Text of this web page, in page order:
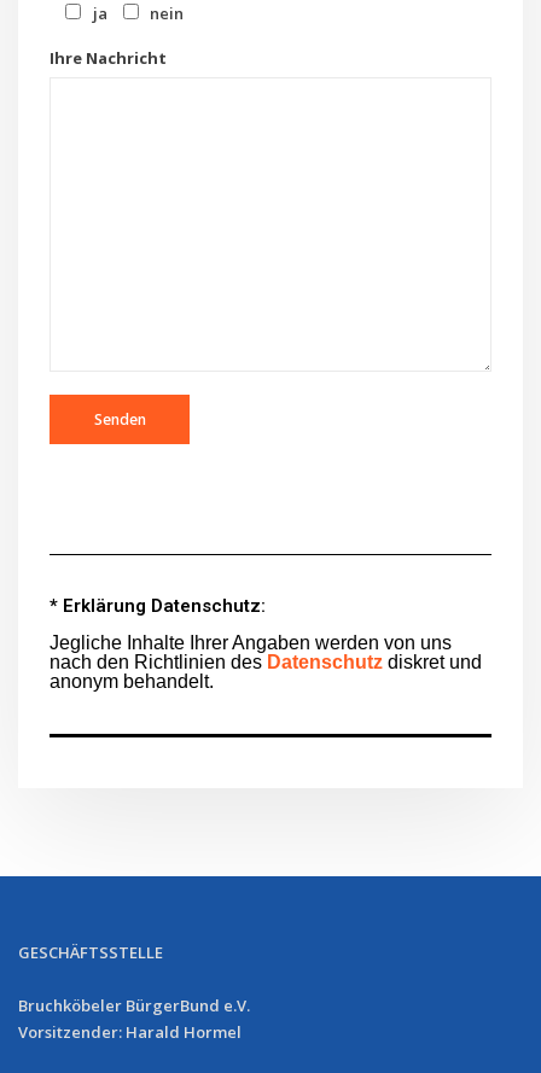
ja
nein
Ihre Nachricht
* Erklärung Datenschutz:
Jegliche Inhalte Ihrer Angaben werden von uns
nach den Richtlinien des Datenschutz diskret und
anonym behandelt.
GESCHÄFTSSTELLE
Bruchköbeler BürgerBund e.V.
Vorsitzender: Harald Hormel